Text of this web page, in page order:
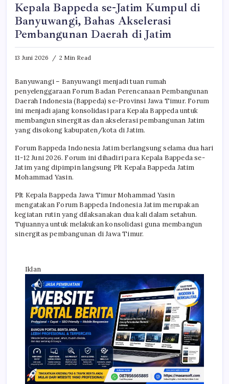
Kepala Bappeda se-Jatim Kumpul di
Banyuwangi, Bahas Akselerasi
Pembangunan Daerah di Jatim
13 Juni 2026 2 Min Read
Banyuwangi – Banyuwangi menjadi tuan rumah
penyelenggaraan Forum Badan Perencanaan Pembangunan
Daerah Indonesia (Bappeda) se-Provinsi Jawa Timur. Forum
ini menjadi ajang konsolidasi para Kepala Bappeda untuk
membangun sinergitas dan akselerasi pembangunan Jatim
yang disokong kabupaten/kota di Jatim.
Forum Bappeda Indonesia Jatim berlangsung selama dua hari
11-12 Juni 2026. Forum ini dihadiri para Kepala Bappeda se-
Jatim yang dipimpin langsung Plt Kepala Bappeda Jatim
Mohammad Yasin.
Plt Kepala Bappeda Jawa Timur Mohammad Yasin
mengatakan Forum Bappeda Indonesia Jatim merupakan
kegiatan rutin yang dilaksanakan dua kali dalam setahun.
Tujuannya untuk melakukan konsolidasi guna membangun
sinergitas pembangunan di Jawa Timur.
Iklan